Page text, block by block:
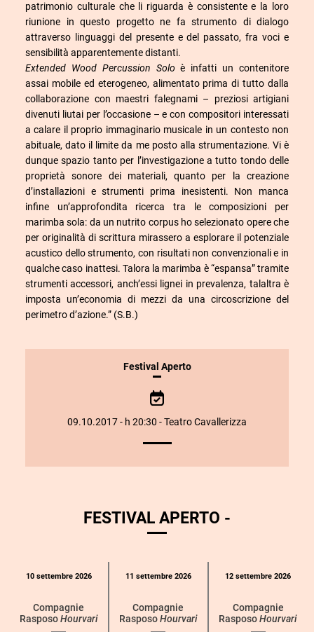
patrimonio culturale che li riguarda è consistente e la loro
riunione in questo progetto ne fa strumento di dialogo
attraverso linguaggi del presente e del passato, fra voci e
sensibilità apparentemente distanti.
Extended Wood Percussion Soloè infatti un contenitore
assai mobile ed eterogeneo, alimentato prima di tutto dalla
collaborazione con maestri falegnami – preziosi artigiani
divenuti liutai per l’occasione – e con compositori interessati
a calare il proprio immaginario musicale in un contesto non
abituale, dato il limite da me posto alla strumentazione. Vi è
dunque spazio tanto per l’investigazione a tutto tondo delle
proprietà sonore dei materiali, quanto per la creazione
d’installazioni e strumenti prima inesistenti. Non manca
infine un’approfondita ricerca tra le composizioni per
marimba sola: da un nutrito corpus ho selezionato opere che
per originalità di scrittura mirassero a esplorare il potenziale
acustico dello strumento, con risultati non convenzionali e in
qualche caso inattesi. Talora la marimba è “espansa” tramite
strumenti accessori, anch’essi lignei in prevalenza, talaltra è
imposta un’economia di mezzi da una circoscrizione del
perimetro d’azione.” (S.B.)
INFORMAZIONIFestival Aperto
09.10.2017 - h 20:30 - Teatro Cavallerizza
FESTIVAL APERTO -
categoria
10 settembre 2026
Compagnie
RasposoHourvari
11 settembre 2026
Compagnie
RasposoHourvari
12 settembre 2026
Compagnie
RasposoHourvari